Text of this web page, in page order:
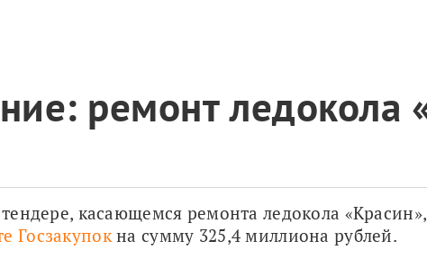
ремонт ледокола
касающемся ремонта ледокола «Красин»,
Госзакупок на сумму 325,4 миллиона рублей.